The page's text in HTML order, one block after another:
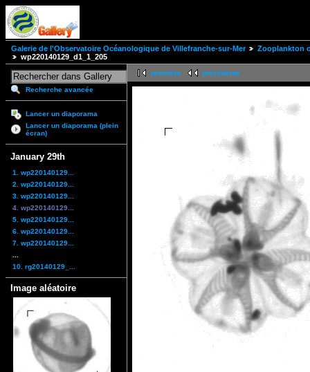
Galerie de l'Observatoire Océanologique de Villefranche-sur-Mer
Zooplankton
wp220140129_d1_1_205
Recherche avancée
Lancer un diaporama
Lancer un diaporama (plein
écran)
January 29th
1. wp220140129...
2. wp220140129...
3. wp220140129...
4. wp220140129...
5. wp220140129...
6. wp220140129...
7. wp220140129...
10. rg20140129_...
Image aléatoire
première précédente